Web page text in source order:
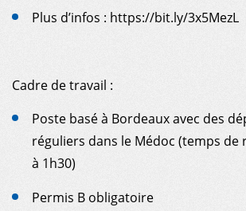
Plus d’infos : https://bit.ly/3x5MezL
Cadre de travail :
Poste basé à Bordeaux avec des
réguliers dans le Médoc (temps de
à 1h30)
Permis B obligatoire